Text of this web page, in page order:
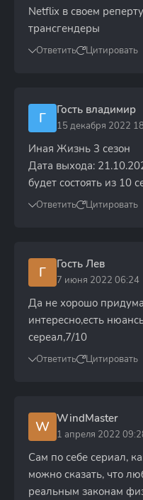
Netflix в своем
трансгендеры
Ответить Цитировать
Г Гость владимир
15 декабря 2022
Иная Жизнь 3 сезон
Дата выхода:
будет состоять из 10
Ответить Цитировать
Г Гость Лев
7 июня 2022 06:24
Да не хорошо
интересно,есть
сереал,7/10
Ответить Цитировать
W WindMaster
1 апреля 2022
Сам по себе сериал,
можно сказать, что
реальным законам